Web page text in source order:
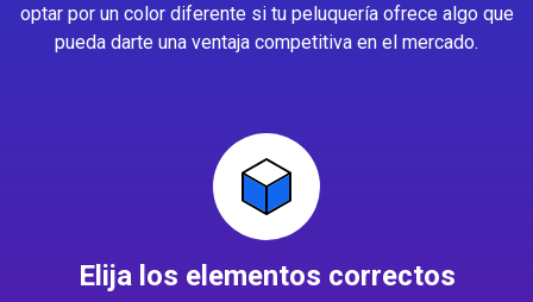
optar por un color diferente si tu peluquería ofrece algo que
pueda darte una ventaja competitiva en el mercado.
Elija los elementos correctos